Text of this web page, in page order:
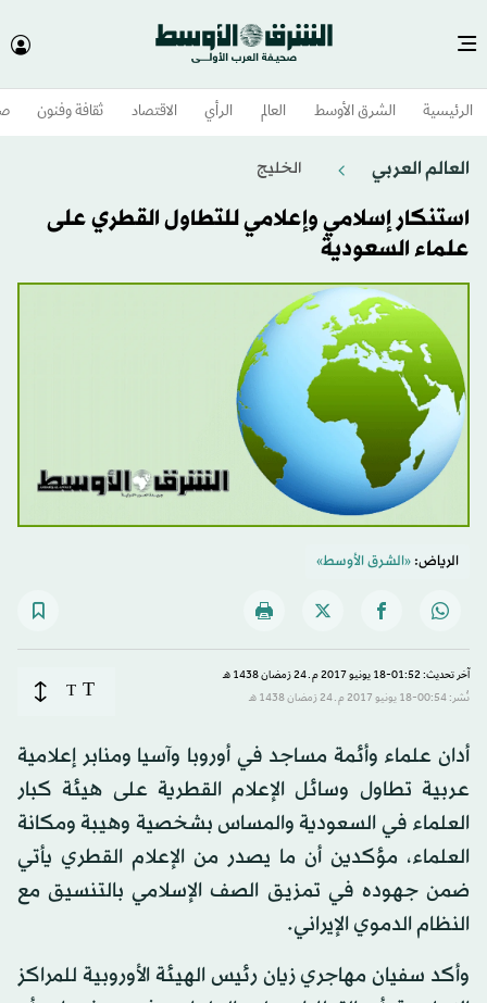
الرئيسية الشرق الأوسط​ العالم الرأي الاقتصاد ثقافة وفنون
العالم العربي الخليج
استنكار إسلامي وإعلامي للتطاول القطري على
علماء السعودية
الرياض:«الشرق الأوسط»
آخر تحديث: 01:52-18 يونيو 2017 م ـ 24 رَمضان 1438 هـ
نُشر: 00:54-18 يونيو 2017 م ـ 24 رَمضان 1438 هـ
T
T
أدان علماء وأئمة مساجد في أوروبا وآسيا ومنابر إعلامية
عربية تطاول وسائل الإعلام القطرية على هيئة كبار
العلماء في السعودية والمساس بشخصية وهيبة ومكانة
العلماء، مؤكدين أن ما يصدر من الإعلام القطري يأتي
ضمن جهوده في تمزيق الصف الإسلامي بالتنسيق مع
النظام الدموي الإيراني.
وأكد سفيان مهاجري زيان رئيس الهيئة الأوروبية للمراكز